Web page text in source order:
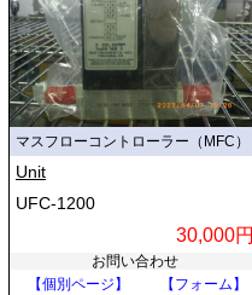
マスフローコントローラー（MFC）
Unit
UFC-1200
30,000円
お問い合わせ
【個別ページ】
【フォーム】